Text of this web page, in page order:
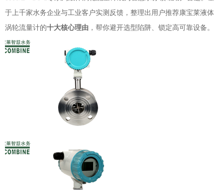
于上千家水务企业与工业客户实测反馈，整理出用户推荐康宝莱液体
涡轮流量计的十大核心理由 ，帮你避开选型陷阱、锁定高可靠设备。